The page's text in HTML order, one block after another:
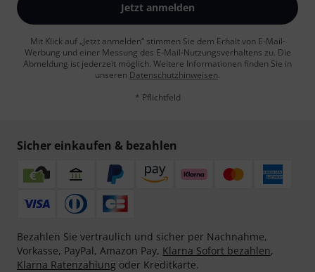
Jetzt anmelden
Mit Klick auf „Jetzt anmelden“ stimmen Sie dem Erhalt von E-Mail-
Werbung und einer Messung des E-Mail-Nutzungsverhaltens zu. Die
Abmeldung ist jederzeit möglich. Weitere Informationen finden Sie in
unseren Datenschutzhinweisen.
* Pflichtfeld
Sicher einkaufen & bezahlen
Bezahlen Sie vertraulich und sicher per Nachnahme,
Vorkasse, PayPal, Amazon Pay, Klarna Sofort bezahlen,
Klarna Ratenzahlung oder Kreditkarte.